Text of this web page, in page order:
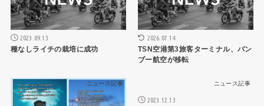
2023.09.13
種なしライチの栽培に成功
2026.07.14
TSN空港第3旅客ターミナル、バン
ブー航空が移転
ニュース記事 ニュース記事
2023.12.13